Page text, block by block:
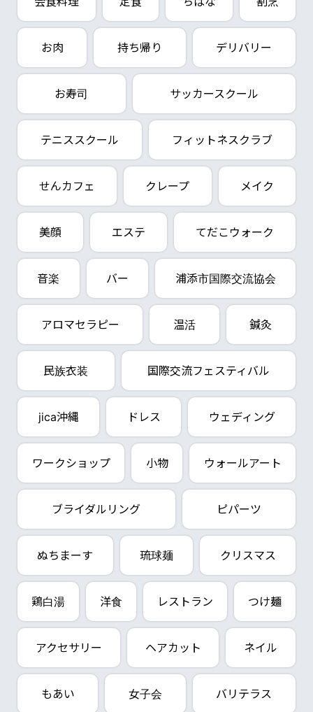
お肉 持ち帰り デリバリー
お寿司 サッカースクール
テニススクール フィットネスクラブ
せんカフェ クレープ メイク
美顔 エステ てだこウォーク
音楽 バー 浦添市国際交流協会
アロマセラピー 温活 鍼灸
民族衣装 国際交流フェスティバル
jica沖縄 ドレス ウェディング
ワークショップ 小物 ウォールアート
ブライダルリング ピパーツ
ぬちまーす 琉球麺 クリスマス
鶏白湯 洋食 レストラン つけ麺
アクセサリー ヘアカット ネイル
もあい 女子会 バリテラス